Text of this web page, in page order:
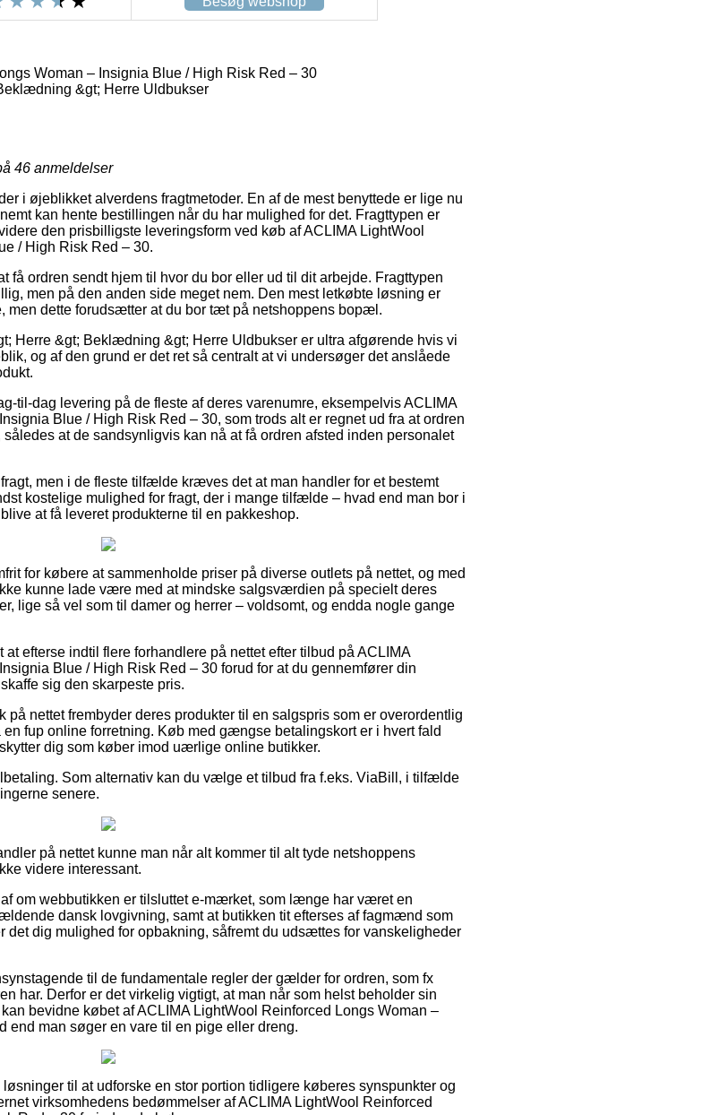
Woman – Insignia Blue / High Risk Red – 30
&gt; Herre Uldbukser
46 anmeldelser
i øjeblikket alverdens fragtmetoder. En af de mest benyttede er lige nu
kan hente bestillingen når du har mulighed for det. Fragttypen er
den prisbilligste leveringsform ved køb af ACLIMA LightWool
/ High Risk Red – 30.
få ordren sendt hjem til hvor du bor eller ud til dit arbejde. Fragttypen
men på den anden side meget nem. Den mest letkøbte løsning er
men dette forudsætter at du bor tæt på netshoppens bopæl.
Herre &gt; Beklædning &gt; Herre Uldbukser er ultra afgørende hvis vi
og af den grund er det ret så centralt at vi undersøger det anslåede
til-dag levering på de fleste af deres varenumre, eksempelvis ACLIMA
Blue / High Risk Red – 30, som trods alt er regnet ud fra at ordren
at de sandsynligvis kan nå at få ordren afsted inden personalet
men i de fleste tilfælde kræves det at man handler for et bestemt
kostelige mulighed for fragt, der i mange tilfælde – hvad end man bor i
at få leveret produkterne til en pakkeshop.
for købere at sammenholde priser på diverse outlets på nettet, og med
kunne lade være med at mindske salgsværdien på specielt deres
lige så vel som til damer og herrer – voldsomt, og endda nogle gange
efterse indtil flere forhandlere på nettet efter tilbud på ACLIMA
Blue / High Risk Red – 30 forud for at du gennemfører din
sig den skarpeste pris.
på nettet frembyder deres produkter til en salgspris som er overordentlig
fup online forretning. Køb med gængse betalingskort er i hvert fald
dig som køber imod uærlige online butikker.
Som alternativ kan du vælge et tilbud fra f.eks. ViaBill, i tilfælde
senere.
på nettet kunne man når alt kommer til alt tyde netshoppens
videre interessant.
om webbutikken er tilsluttet e-mærket, som længe har været en
dansk lovgivning, samt at butikken tit efterses af fagmænd som
det dig mulighed for opbakning, såfremt du udsættes for vanskeligheder
til de fundamentale regler der gælder for ordren, som fx
har. Derfor er det virkelig vigtigt, at man når som helst beholder sin
bevidne købet af ACLIMA LightWool Reinforced Longs Woman –
end man søger en vare til en pige eller dreng.
til at udforske en stor portion tidligere køberes synspunkter og
virksomhedens bedømmelser af ACLIMA LightWool Reinforced